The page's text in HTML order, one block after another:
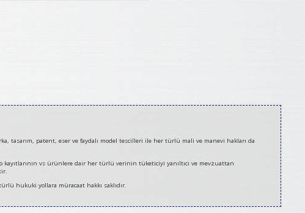
patent, eser ve faydalı model tescilleri ile her türlü mali ve manevi hakları da
vs ürünlere dair her türlü verinin tüketiciyi yanıltıcı ve mevzuattan
hukuki yollara müracaat hakkı saklıdır.